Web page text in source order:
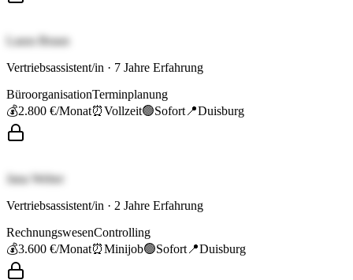
Laura Braun
Vertriebsassistent/in · 7 Jahre Erfahrung
BüroorganisationTerminplanung
💰2.800 €/Monat⏰Vollzeit🟢Sofort 📍Duisburg
Jana Weber
Vertriebsassistent/in · 2 Jahre Erfahrung
RechnungswesenControlling
💰3.600 €/Monat⏰Minijob🟢Sofort 📍Duisburg